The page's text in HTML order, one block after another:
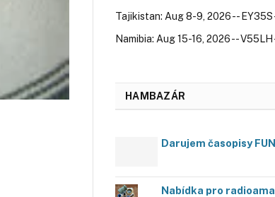
Tajikistan: Aug 8-9, 2026 -- EY35S
Namibia: Aug 15-16, 2026 -- V55LH
HAMBAZÁR
Darujem časopisy
Nabídka pro